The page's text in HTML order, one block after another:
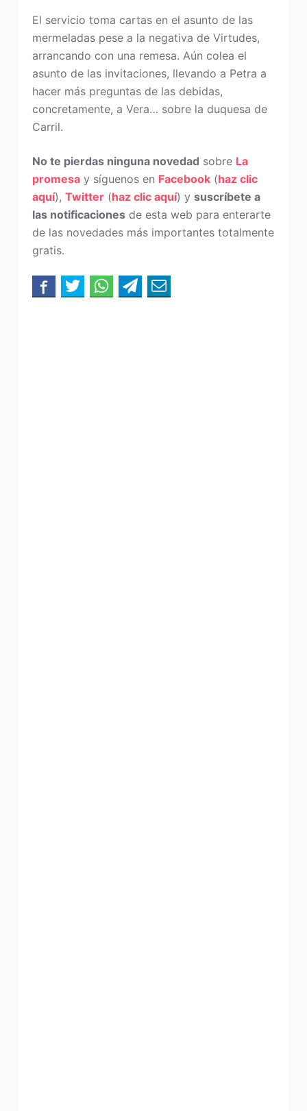
El servicio toma cartas en el asunto de las
mermeladas pese a la negativa de Virtudes,
arrancando con una remesa. Aún colea el
asunto de las invitaciones, llevando a Petra a
hacer más preguntas de las debidas,
concretamente, a Vera… sobre la duquesa de
Carril.
No te pierdas ninguna novedad sobre La
promesay síguenos en Facebook(haz clic
aquí), Twitter(haz clic aquí) y suscríbete a
las notificacionesde esta web para enterarte
de las novedades más importantes totalmente
gratis.